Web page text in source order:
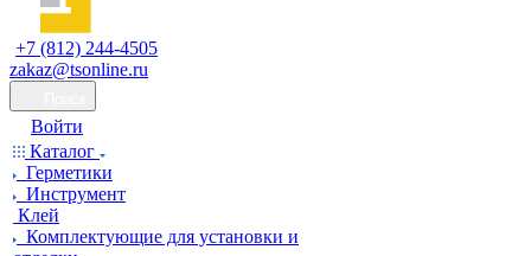
+7 (812) 244-4505
zakaz@tsonline.ru
Войти
Каталог
Герметики
Инструмент
Клей
Комплектующие для установки и